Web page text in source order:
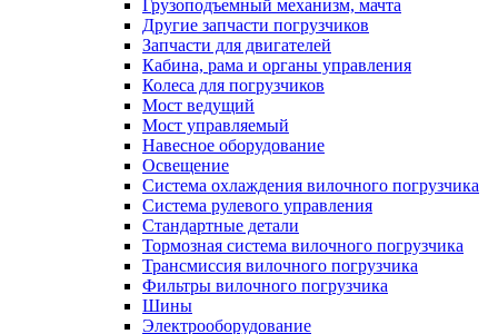
Грузоподъемный механизм, мачта
Другие запчасти погрузчиков
Запчасти для двигателей
Кабина, рама и органы управления
Колеса для погрузчиков
Мост ведущий
Мост управляемый
Навесное оборудование
Освещение
Система охлаждения вилочного погрузчика
Система рулевого управления
Стандартные детали
Тормозная система вилочного погрузчика
Трансмиссия вилочного погрузчика
Фильтры вилочного погрузчика
Шины
Электрооборудование